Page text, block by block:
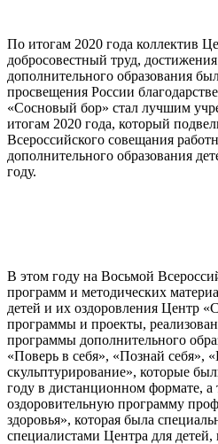
По итогам 2020 года коллектив
добросовестный труд,
дополнительного образования
просвещения России
«Сосновый бор» стал лучшим
итогам 2020 года, который
Всероссийского совещания
дополнительного образования
году.
В этом году на Восьмой
программ и методических
детей и их оздоровления Центр
программы и проекты,
программы дополнительного
«Поверь в себя», «Познай себя»,
скульптурирование», которые
году в дистанционном формате,
оздоровительную программу
здоровья», которая была
специалистами Центра для